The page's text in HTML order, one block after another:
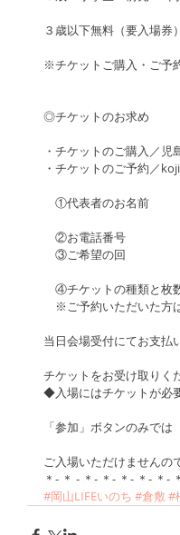
３歳以下無料（要入場券）
※チケットご購入・ご予
◎チケットのお求め
・チケットのご購入／
・チケットのご予約／
①代表者のお名前
②お電話番号
③ご希望の回
④チケットの種類と枚
※ご予約いただいた方は
当日会場受付にてお支払
チケットをお受け取りく
◆入場にはチケットが必
「参加」ボタンのみでは
ご入場いただけませんの
＊- ＊ - ＊- ＊- ＊- ＊- ＊-
#岡山LIFEいのち #倉敷#